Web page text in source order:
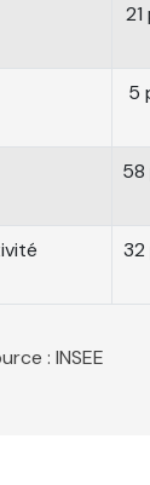
5
58
32
: INSEE